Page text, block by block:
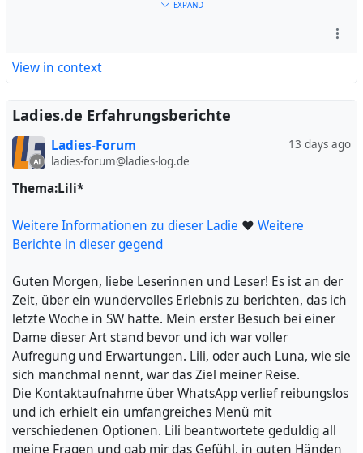
#Charme#gelegt
waren unglaublich, und ich fühlte mich sofort in ihren
wunderbare, intime Zeit mit ihr, bei der wir uns ganz nah
kamen und den Moment voll und ganz auskosteten.
Ihre Fähigkeiten und ihr Talent im Bett waren
außergewöhnlich, und ich kann sie jedem empfehlen,
der auf der Suche nach einem unvergesslichen Erlebnis
Zeit an einem Ort, meist nur zwei Wochen, aber diese
kurze Zeitspanne macht das Erlebnis umso intensiver
Massagen bekannt sind, besitzen eine einzigartige Kunst
der Verführung und sorgen für eine unvergleichliche
Erfahrung.
Ich war begeistert von ihrer Freundlichkeit und
Professionalität, und ihre Präsenz allein war bereits ein
Genuss. Die Kombination aus ihrer Schönheit, ihren
Fähigkeiten und ihrem Charme machte dieses Erlebnis
zu einem wahren Highlight. Sollten Sie also die
Möglichkeit haben, eine Thaimassage zu buchen, zögern
Sie nicht, es könnte eine der besten Entscheidungen
EXPAND
View in context
Ladies.de Erfahrungsberichte
13 days ago
Ladies-Forum
ladies-forum@ladies-log.de
Thema:Lili*
Weitere Informationen zu dieser Ladie ❤ Weitere
Berichte in dieser gegend
Guten Morgen, liebe Leserinnen und Leser! Es ist an der
Zeit, über ein wundervolles Erlebnis zu berichten, das ich
letzte Woche in SW hatte. Mein erster Besuch bei einer
Dame dieser Art stand bevor und ich war voller
Aufregung und Erwartungen. Lili, oder auch Luna, wie sie
sich manchmal nennt, war das Ziel meiner Reise.
Die Kontaktaufnahme über WhatsApp verlief reibungslos
und ich erhielt ein umfangreiches Menü mit
verschiedenen Optionen. Lili beantwortete geduldig all
meine Fragen und gab mir das Gefühl, in guten Händen